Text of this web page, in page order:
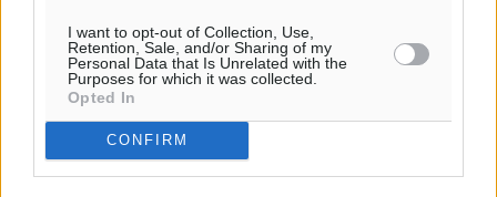
I want to opt-out of Collection, Use,
Retention, Sale, and/or Sharing of my
Personal Data that Is Unrelated with the
Purposes for which it was collected.
Opted In
CONFIRM
Γιάννης Βασιλάκης: «Η Πρωτοβάθμια Φροντίδα
Υγείας πρέπει να φτάνει σε κάθε γωνιά – Ενισχύουμε
τις δομές, δεν τις αποδυναμώνουμε»
Συνεντεύξεις